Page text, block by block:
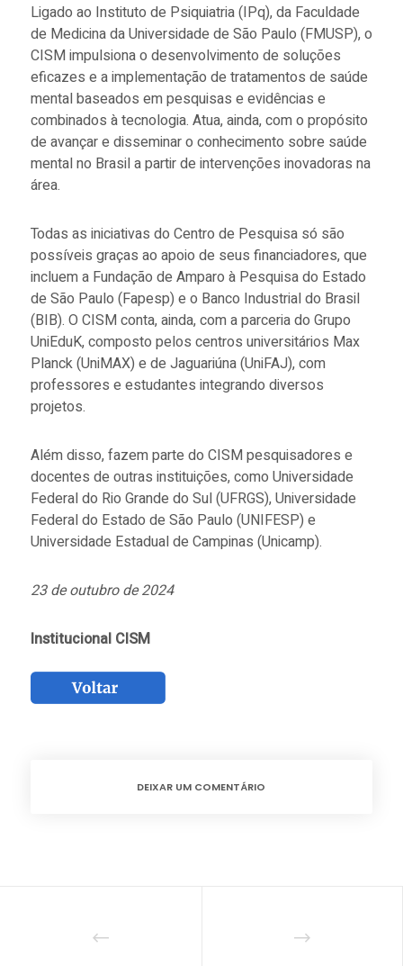
Ligado ao Instituto de Psiquiatria (IPq), da Faculdade
de Medicina da Universidade de São Paulo (FMUSP), o
CISM impulsiona o desenvolvimento de soluções
eficazes e a implementação de tratamentos de saúde
mental baseados em pesquisas e evidências e
combinados à tecnologia. Atua, ainda, com o propósito
de avançar e disseminar o conhecimento sobre saúde
mental no Brasil a partir de intervenções inovadoras na
área.
Todas as iniciativas do Centro de Pesquisa só são
possíveis graças ao apoio de seus financiadores, que
incluem a Fundação de Amparo à Pesquisa do Estado
de São Paulo (Fapesp) e o Banco Industrial do Brasil
(BIB). O CISM conta, ainda, com a parceria do Grupo
UniEduK, composto pelos centros universitários Max
Planck (UniMAX) e de Jaguariúna (UniFAJ), com
professores e estudantes integrando diversos
projetos.
Além disso, fazem parte do CISM pesquisadores e
docentes de outras instituições, como Universidade
Federal do Rio Grande do Sul (UFRGS), Universidade
Federal do Estado de São Paulo (UNIFESP) e
Universidade Estadual de Campinas (Unicamp).
23 de outubro de 2024
Institucional CISM
DEIXAR UM COMENTÁRIO